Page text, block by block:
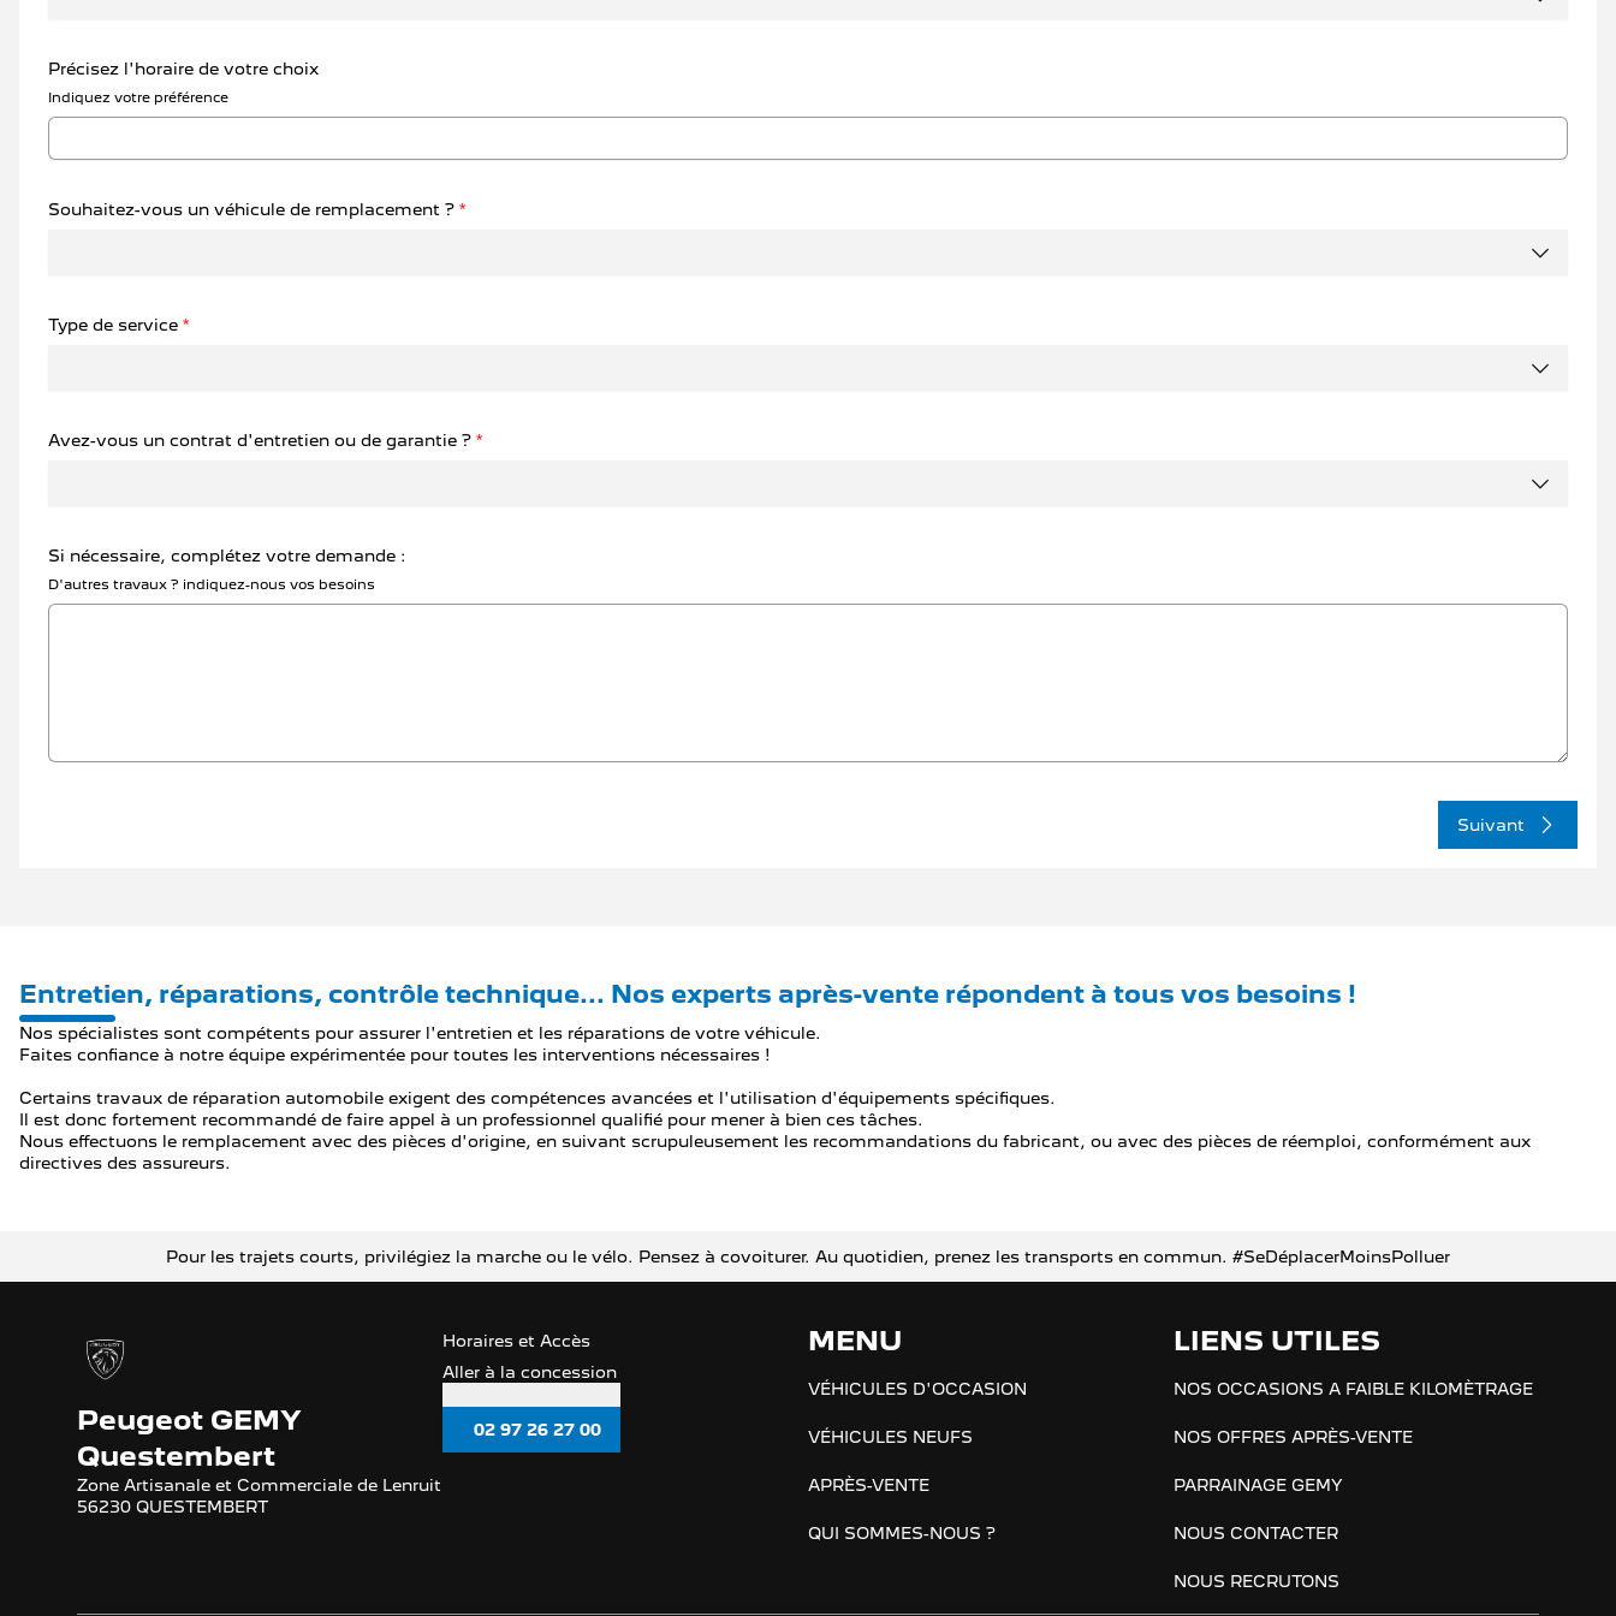
Précisez l'horaire de votre choix
Indiquez votre préférence
Souhaitez-vous un véhicule de remplacement ? *
Type de service *
Avez-vous un contrat d'entretien ou de garantie ? *
Si nécessaire, complétez votre demande :
D'autres travaux ? indiquez-nous vos besoins
Suivant
Entretien, réparations, contrôle technique... Nos experts après-vente répondent à tous vos besoins !
Nos spécialistes sont compétents pour assurer l'entretien et les réparations de votre véhicule.
Faites confiance à notre équipe expérimentée pour toutes les interventions nécessaires !
Certains travaux de réparation automobile exigent des compétences avancées et l'utilisation d'équipements spécifiques.
Il est donc fortement recommandé de faire appel à un professionnel qualifié pour mener à bien ces tâches.
Nous effectuons le remplacement avec des pièces d'origine, en suivant scrupuleusement les recommandations du fabricant, ou avec des pièces de réemploi, conformément aux
directives des assureurs.
Pour les trajets courts, privilégiez la marche ou le vélo. Pensez à covoiturer. Au quotidien, prenez les transports en commun. #SeDéplacerMoinsPolluer
Peugeot GEMY
Questembert
Zone Artisanale et Commerciale de Lenruit
56230 QUESTEMBERT
Horaires et Accès
Aller à la concession
02 97 26 27 00
MENU
VÉHICULES D'OCCASION
VÉHICULES NEUFS
APRÈS-VENTE
QUI SOMMES-NOUS ?
LIENS UTILES
NOS OCCASIONS A FAIBLE KILOMÈTRAGE
NOS OFFRES APRÈS-VENTE
PARRAINAGE GEMY
NOUS CONTACTER
NOUS RECRUTONS